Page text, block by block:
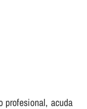
profesional, acuda